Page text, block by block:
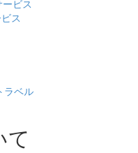
ス
ラベル
て